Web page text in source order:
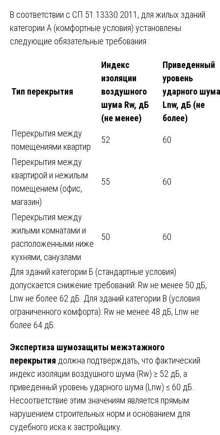
В соответствии с СП 51.13330.2011, для жилых зданий
категории А (комфортные условия) установлены
следующие обязательные требования :
Тип перекрытия
Индекс
изоляции
воздушного
шума Rw, дБ
(не менее)
Приведенный
уровень
ударного шума
Lnw, дБ (не
более)
Перекрытия между
помещениями квартир
52 60
Перекрытия между
квартирой и нежилым
помещением (офис,
магазин)
55 60
Перекрытия между
жилыми комнатами и
расположенными ниже
кухнями, санузлами
50 60
Для зданий категории Б (стандартные условия)
допускается снижение требований: Rw не менее 50 дБ,
Lnw не более 62 дБ. Для зданий категории В (условия
ограниченного комфорта): Rw не менее 48 дБ, Lnw не
более 64 дБ.
Экспертиза шумозащиты межэтажного
перекрытия должна подтверждать, что фактический
индекс изоляции воздушного шума (Rw) ≥ 52 дБ, а
приведенный уровень ударного шума (Lnw) ≤ 60 дБ.
Несоответствие этим значениям является прямым
нарушением строительных норм и основанием для
судебного иска к застройщику.